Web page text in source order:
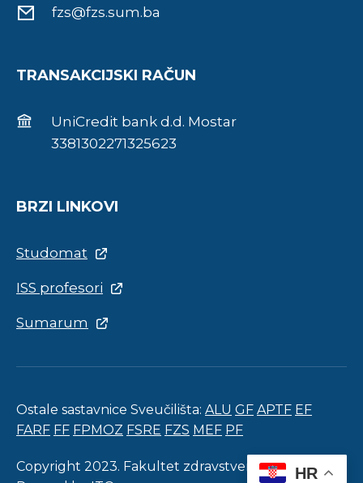
fzs@fzs.sum.ba
TRANSAKCIJSKI RAČUN
UniCredit bank d.d. Mostar
3381302271325623
BRZI LINKOVI
Studomat
ISS profesori
Sumarum
Ostale sastavnice Sveučilišta: ALU GF APTF EF
FARF FF FPMOZ FSRE FZS MEF PF
Copyright 2023. Fakultet zdravstvenih studija.
HR